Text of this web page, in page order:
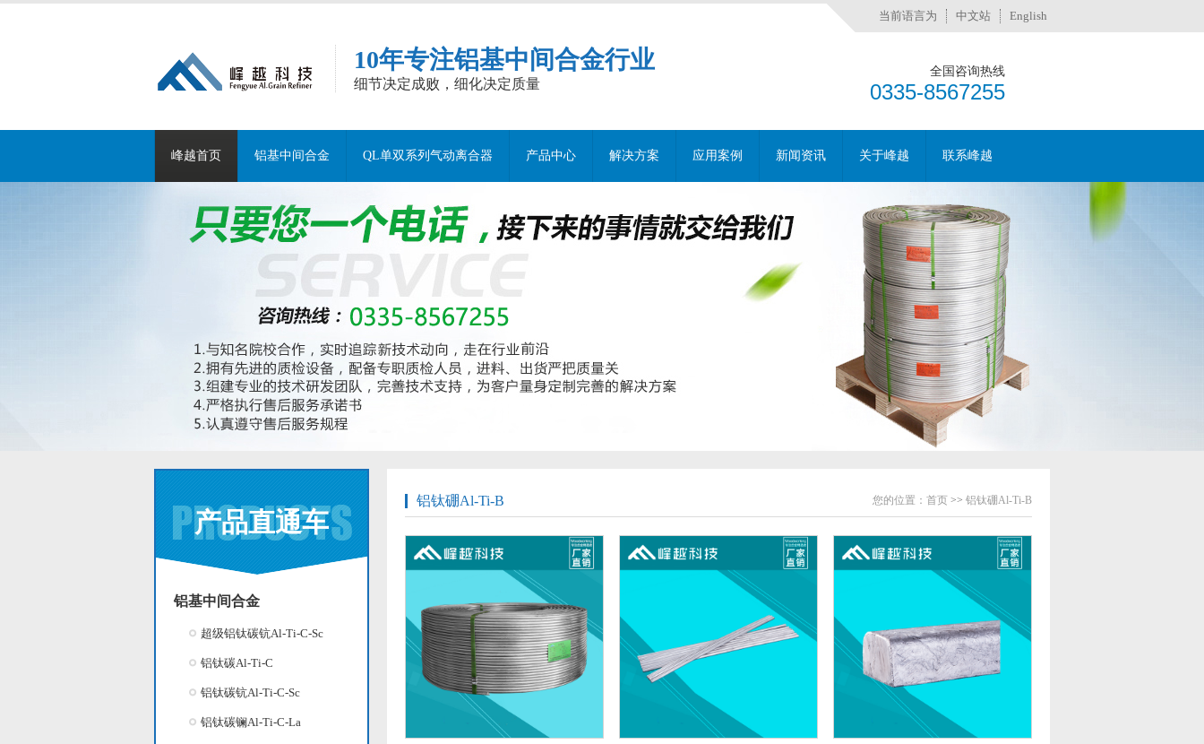
10年专注铝基中间合金行业
细节决定成败，细化决定质量
当前语言为 中文站 English
全国咨询热线
0335-8567255
峰越首页 铝基中间合金 QL单双系列气动离合器 产品中心 解决方案 应用案例 新闻资讯 关于峰越 联系峰越
产品直通车
铝基中间合金
超级铝钛碳钪Al-Ti-C-Sc
铝钛碳Al-Ti-C
铝钛碳钪Al-Ti-C-Sc
铝钛碳镧Al-Ti-C-La
铝钛硼Al-Ti-B 您的位置： 首页 >> 铝钛硼Al-Ti-B